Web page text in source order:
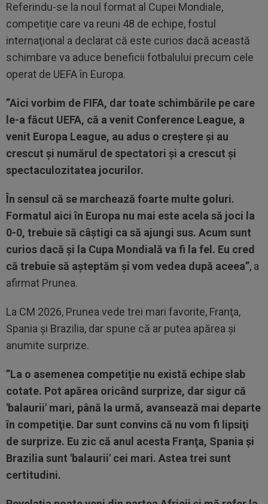
Referindu-se la noul format al Cupei Mondiale,
competiţie care va reuni 48 de echipe, fostul
internaţional a declarat că este curios dacă această
schimbare va aduce beneficii fotbalului precum cele
operat de UEFA în Europa.
”Aici vorbim de FIFA, dar toate schimbările pe care
le-a făcut UEFA, că a venit Conference League, a
venit Europa League, au adus o creştere şi au
crescut şi numărul de spectatori şi a crescut şi
spectaculozitatea jocurilor.
În sensul că se marchează foarte multe goluri.
Formatul aici în Europa nu mai este acela să joci la
0-0, trebuie să câştigi ca să ajungi sus. Acum sunt
curios dacă şi la Cupa Mondială va fi la fel. Eu cred
că trebuie să aşteptăm şi vom vedea după aceea”, a
afirmat Prunea.
La CM 2026, Prunea vede trei mari favorite, Franţa,
Spania şi Brazilia, dar spune că ar putea apărea şi
anumite surprize.
”La o asemenea competiţie nu există echipe slab
cotate. Pot apărea oricând surprize, dar sigur că
'balaurii' mari, până la urmă, avansează mai departe
în competiţie. Dar sunt convins că nu vom fi lipsiţi
de surprize. Eu zic că anul acesta Franţa, Spania şi
Brazilia sunt 'balaurii' cei mari. Astea trei sunt
certitudini.